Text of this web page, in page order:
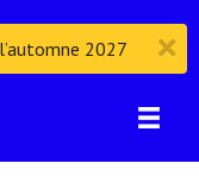
2027